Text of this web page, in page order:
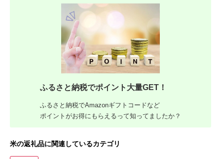
ふるさと納税でポイント大量GET！
ふるさと納税でAmazonギフトコードなど
ポイントがお得にもらえるって知ってましたか？
米の返礼品に関連しているカテゴリ